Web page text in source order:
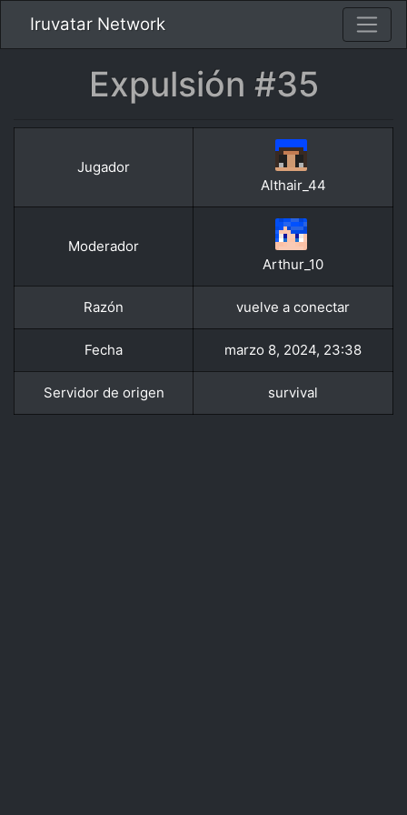
Iruvatar Network
Expulsión #35
Jugador
Althair_44
Moderador
Arthur_10
Razón vuelve a conectar
Fecha marzo 8, 2024, 23:38
Servidor de origen survival